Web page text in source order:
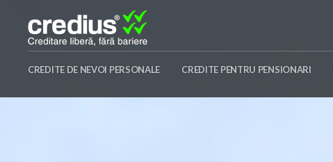
content
Credius
CREDITE DE NEVOI PERSONALE CREDITE PENTRU PENSIONARI